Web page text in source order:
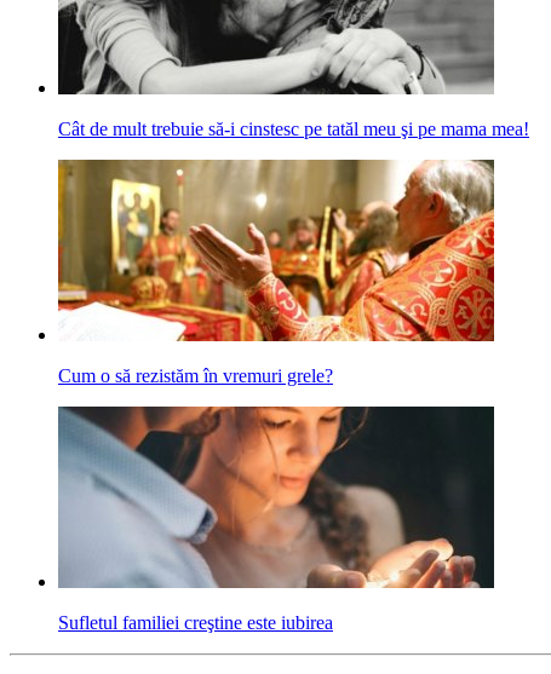
Cât de mult trebuie să-i cinstesc pe tatăl meu şi pe mama mea!
Cum o să rezistăm în vremuri grele?
Sufletul familiei creştine este iubirea